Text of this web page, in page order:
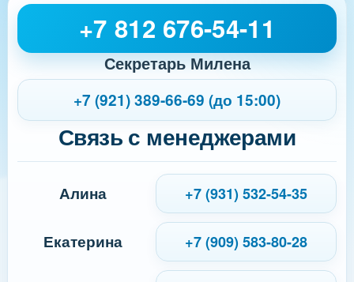
+7 812 676-54-11
Секретарь Милена
+7 (921) 389-66-69 (до 15:00)
Связь с менеджерами
Алина +7 (931) 532-54-35
Екатерина +7 (909) 583-80-28